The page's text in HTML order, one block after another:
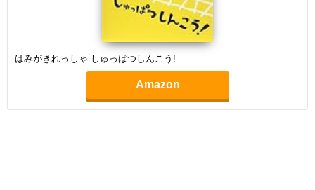
はみがきれっしゃ しゅっぱつしんこう!
Amazon